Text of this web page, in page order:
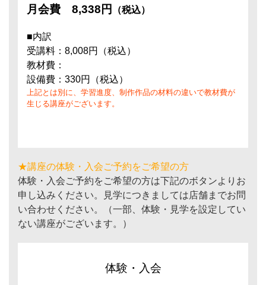
月会費 8,338円 （税込）
■内訳
受講料：8,008円（税込）
教材費：
設備費：330円（税込）
上記とは別に、学習進度、制作作品の材料の違いで教材費が
生じる講座がございます。
★講座の体験・入会ご予約をご希望の方
体験・入会ご予約をご希望の方は下記のボタンよりお
申し込みください。見学につきましては店舗までお問
い合わせください。（一部、体験・見学を設定してい
ない講座がございます。）
体験・入会